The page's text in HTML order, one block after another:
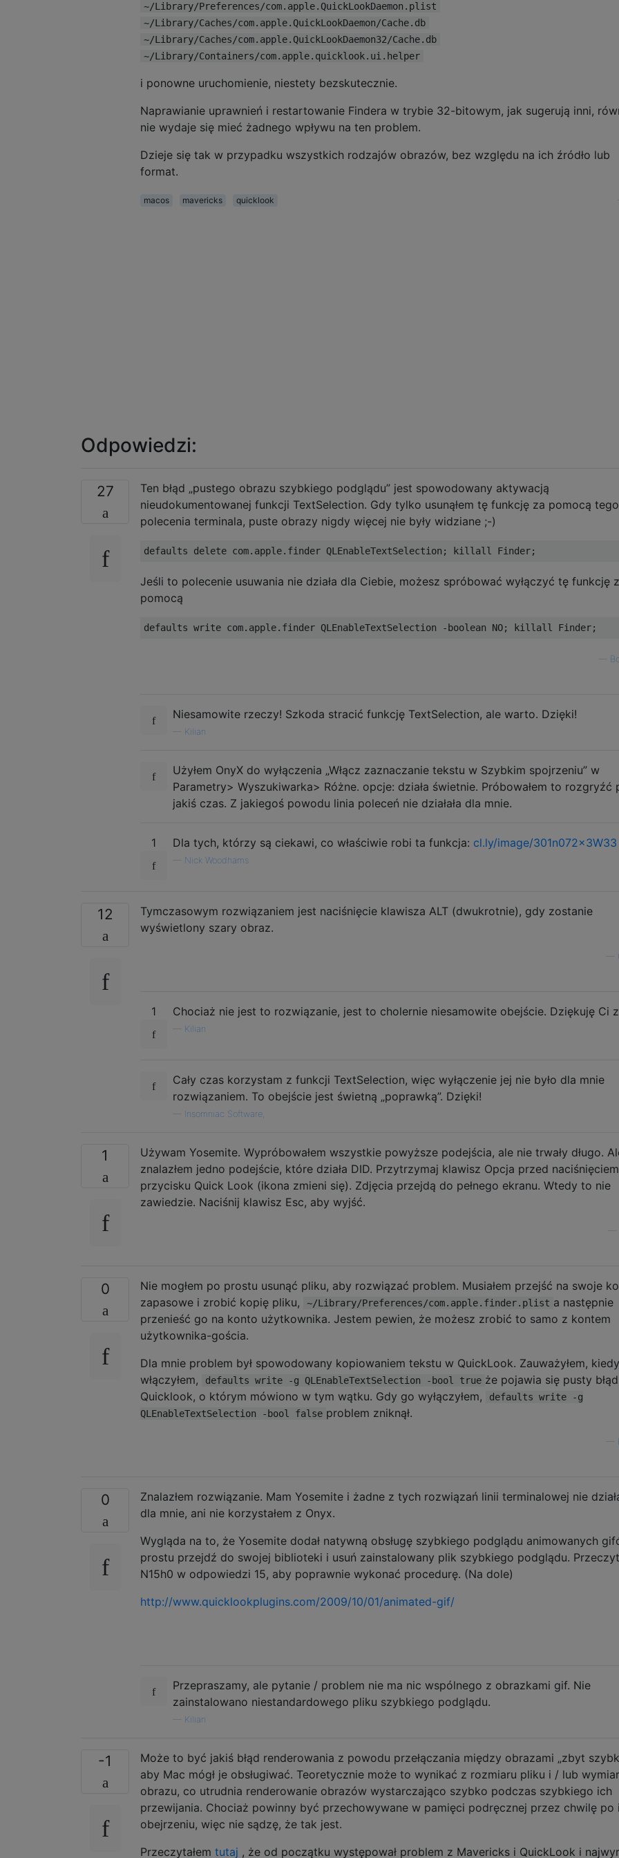
~/Library/Preferences/com.apple.QuickLookDaemon.plist
~/Library/Caches/com.apple.QuickLookDaemon/Cache.db
~/Library/Caches/com.apple.QuickLookDaemon32/Cache.db
~/Library/Containers/com.apple.quicklook.ui.helper
i ponowne uruchomienie, niestety bezskutecznie.
Naprawianie uprawnień i restartowanie Findera w trybie 32-bitowym, jak sugerują inni,
nie wydaje się mieć żadnego wpływu na ten problem.
Dzieje się tak w przypadku wszystkich rodzajów obrazów, bez względu na ich źródło lub
format.
macos mavericks quicklook
Odpowiedzi:
27
Ten błąd „pustego obrazu szybkiego podglądu” jest spowodowany aktywacją
nieudokumentowanej funkcji TextSelection. Gdy tylko usunąłem tę funkcję za pomocą tego
polecenia terminala, puste obrazy nigdy więcej nie były widziane ;-)
Jeśli to polecenie usuwania nie działa dla Ciebie, możesz spróbować wyłączyć tę funkcję
pomocą
Niesamowite rzeczy! Szkoda stracić funkcję TextSelection, ale warto. Dzięki!
Kilian
Użyłem OnyX do wyłączenia „Włącz zaznaczanie tekstu w Szybkim spojrzeniu” w
Parametry> Wyszukiwarka> Różne. opcje: działa świetnie. Próbowałem to rozgryźć
jakiś czas. Z jakiegoś powodu linia poleceń nie działała dla mnie.
1 Dla tych, którzy są ciekawi, co właściwie robi ta funkcja: cl.ly/image/301n072x3W33
Nick Woodhams
12
Tymczasowym rozwiązaniem jest naciśnięcie klawisza ALT (dwukrotnie), gdy zostanie
wyświetlony szary obraz.
1 Chociaż nie jest to rozwiązanie, jest to cholernie niesamowite obejście. Dziękuję Ci
Kilian
Cały czas korzystam z funkcji TextSelection, więc wyłączenie jej nie było dla mnie
rozwiązaniem. To obejście jest świetną „poprawką”. Dzięki!
Insomniac Software,
1
Używam Yosemite. Wypróbowałem wszystkie powyższe podejścia, ale nie trwały długo.
znalazłem jedno podejście, które działa DID. Przytrzymaj klawisz Opcja przed naciśnięciem
przycisku Quick Look (ikona zmieni się). Zdjęcia przejdą do pełnego ekranu. Wtedy to nie
zawiedzie. Naciśnij klawisz Esc, aby wyjść.
0
Nie mogłem po prostu usunąć pliku, aby rozwiązać problem. Musiałem przejść na swoje
zapasowe i zrobić kopię pliku,
~/Library/Preferences/com.apple.finder.plist a następnie
przenieść go na konto użytkownika. Jestem pewien, że możesz zrobić to samo z kontem
użytkownika-gościa.
Dla mnie problem był spowodowany kopiowaniem tekstu w QuickLook. Zauważyłem, kiedy
włączyłem,
defaults write -g QLEnableTextSelection -bool true że pojawia się pusty błąd
Quicklook, o którym mówiono w tym wątku. Gdy go wyłączyłem,
defaults write -g
QLEnableTextSelection -bool false problem zniknął.
0
Znalazłem rozwiązanie. Mam Yosemite i żadne z tych rozwiązań linii terminalowej nie
dla mnie, ani nie korzystałem z Onyx.
Wygląda na to, że Yosemite dodał natywną obsługę szybkiego podglądu animowanych
prostu przejdź do swojej biblioteki i usuń zainstalowany plik szybkiego podglądu.
N15h0 w odpowiedzi 15, aby poprawnie wykonać procedurę. (Na dole)
http://www.quicklookplugins.com/2009/10/01/animated-gif/
Przepraszamy, ale pytanie / problem nie ma nic wspólnego z obrazkami gif. Nie
zainstalowano niestandardowego pliku szybkiego podglądu.
Kilian
-1
Może to być jakiś błąd renderowania z powodu przełączania między obrazami „zbyt
aby Mac mógł je obsługiwać. Teoretycznie może to wynikać z rozmiaru pliku i / lub
obrazu, co utrudnia renderowanie obrazów wystarczająco szybko podczas szybkiego ich
przewijania. Chociaż powinny być przechowywane w pamięci podręcznej przez chwilę po
obejrzeniu, więc nie sądzę, że tak jest.
Przeczytałem tutaj , że od początku występował problem z Mavericks i QuickLook i